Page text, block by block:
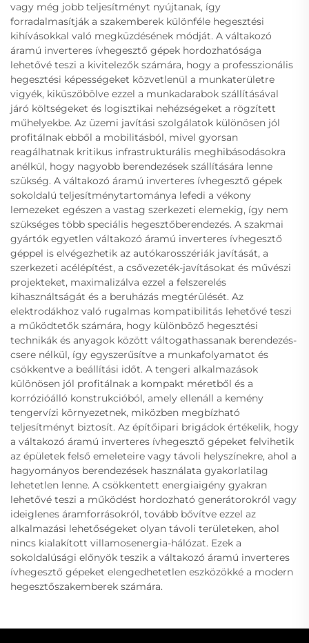
vagy még jobb teljesítményt nyújtanak, így
forradalmasítják a szakemberek különféle hegesztési
kihívásokkal való megküzdésének módját. A váltakozó
áramú inverteres ívhegesztő gépek hordozhatósága
lehetővé teszi a kivitelezők számára, hogy a professzionális
hegesztési képességeket közvetlenül a munkaterületre
vigyék, kiküszöbölve ezzel a munkadarabok szállításával
járó költségeket és logisztikai nehézségeket a rögzített
műhelyekbe. Az üzemi javítási szolgálatok különösen jól
profitálnak ebből a mobilitásból, mivel gyorsan
reagálhatnak kritikus infrastrukturális meghibásodásokra
anélkül, hogy nagyobb berendezések szállítására lenne
szükség. A váltakozó áramú inverteres ívhegesztő gépek
sokoldalú teljesítménytartománya lefedi a vékony
lemezeket egészen a vastag szerkezeti elemekig, így nem
szükséges több speciális hegesztőberendezés. A szakmai
gyártók egyetlen váltakozó áramú inverteres ívhegesztő
géppel is elvégezhetik az autókarosszériák javítását, a
szerkezeti acélépítést, a csővezeték-javításokat és művészi
projekteket, maximalizálva ezzel a felszerelés
kihasználtságát és a beruházás megtérülését. Az
elektrodákhoz való rugalmas kompatibilitás lehetővé teszi
a működtetők számára, hogy különböző hegesztési
technikák és anyagok között váltogathassanak berendezés-
csere nélkül, így egyszerűsítve a munkafolyamatot és
csökkentve a beállítási időt. A tengeri alkalmazások
különösen jól profitálnak a kompakt méretből és a
korrózióálló konstrukcióból, amely ellenáll a kemény
tengervízi környezetnek, miközben megbízható
teljesítményt biztosít. Az építőipari brigádok értékelik, hogy
a váltakozó áramú inverteres ívhegesztő gépeket felvihetik
az épületek felső emeleteire vagy távoli helyszínekre, ahol a
hagyományos berendezések használata gyakorlatilag
lehetetlen lenne. A csökkentett energiaigény gyakran
lehetővé teszi a működést hordozható generátorokról vagy
ideiglenes áramforrásokról, tovább bővítve ezzel az
alkalmazási lehetőségeket olyan távoli területeken, ahol
nincs kialakított villamosenergia-hálózat. Ezek a
sokoldalúsági előnyök teszik a váltakozó áramú inverteres
ívhegesztő gépeket elengedhetetlen eszközökké a modern
hegesztőszakemberek számára.